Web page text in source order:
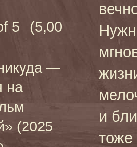
(5,00
—
на
(2025
и